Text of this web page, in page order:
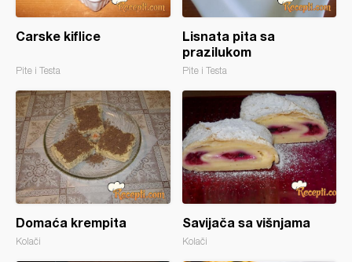
Carske kiflice
Pite i Testa
Lisnata pita sa
prazilukom
Pite i Testa
Domaća krempita
Kolači
Savijača sa višnjama
Kolači